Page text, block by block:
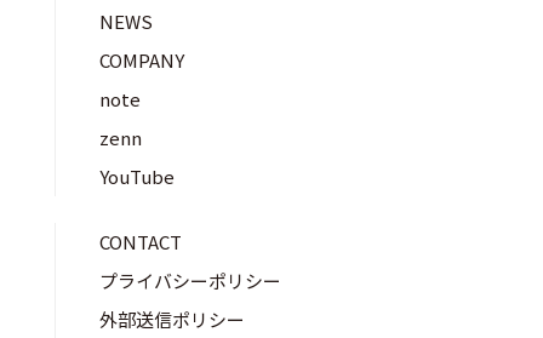
NEWS
COMPANY
note
zenn
YouTube
CONTACT
プライバシーポリシー
外部送信ポリシー